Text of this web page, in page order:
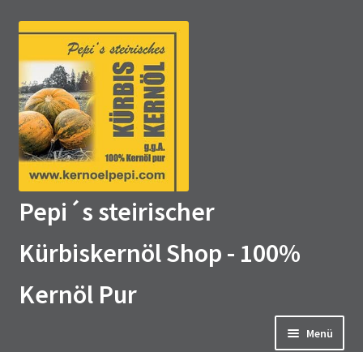
Zur
Navigation
springen
Zum
springen
Pepi´s steirischer
Kürbiskernöl Shop - 100%
Kernöl Pur
Menü